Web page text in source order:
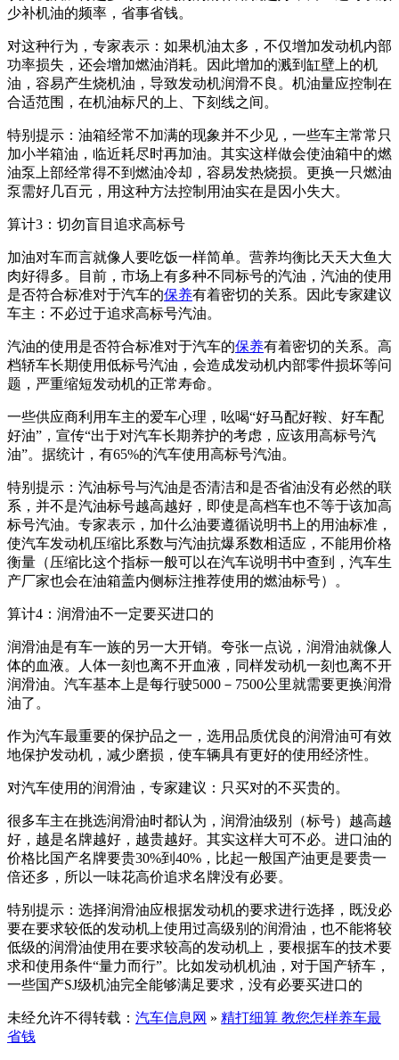
少补机油的频率，省事省钱。
对这种行为，专家表示：如果机油太多，不仅增加发动机内部
功率损失，还会增加燃油消耗。因此增加的溅到缸壁上的机
油，容易产生烧机油，导致发动机润滑不良。机油量应控制在
合适范围，在机油标尺的上、下刻线之间。
特别提示：油箱经常不加满的现象并不少见，一些车主常常只
加小半箱油，临近耗尽时再加油。其实这样做会使油箱中的燃
油泵上部经常得不到燃油冷却，容易发热烧损。更换一只燃油
泵需好几百元，用这种方法控制用油实在是因小失大。
算计3：切勿盲目追求高标号
加油对车而言就像人要吃饭一样简单。营养均衡比天天大鱼大
肉好得多。目前，市场上有多种不同标号的汽油，汽油的使用
是否符合标准对于汽车的保养有着密切的关系。因此专家建议
车主：不必过于追求高标号汽油。
汽油的使用是否符合标准对于汽车的保养有着密切的关系。高
档轿车长期使用低标号汽油，会造成发动机内部零件损坏等问
题，严重缩短发动机的正常寿命。
一些供应商利用车主的爱车心理，吆喝“好马配好鞍、好车配
好油”，宣传“出于对汽车长期养护的考虑，应该用高标号汽
油”。据统计，有65%的汽车使用高标号汽油。
特别提示：汽油标号与汽油是否清洁和是否省油没有必然的联
系，并不是汽油标号越高越好，即使是高档车也不等于该加高
标号汽油。专家表示，加什么油要遵循说明书上的用油标准，
使汽车发动机压缩比系数与汽油抗爆系数相适应，不能用价格
衡量（压缩比这个指标一般可以在汽车说明书中查到，汽车生
产厂家也会在油箱盖内侧标注推荐使用的燃油标号）。
算计4：润滑油不一定要买进口的
润滑油是有车一族的另一大开销。夸张一点说，润滑油就像人
体的血液。人体一刻也离不开血液，同样发动机一刻也离不开
润滑油。汽车基本上是每行驶5000－7500公里就需要更换润滑
油了。
作为汽车最重要的保护品之一，选用品质优良的润滑油可有效
地保护发动机，减少磨损，使车辆具有更好的使用经济性。
对汽车使用的润滑油，专家建议：只买对的不买贵的。
很多车主在挑选润滑油时都认为，润滑油级别（标号）越高越
好，越是名牌越好，越贵越好。其实这样大可不必。进口油的
价格比国产名牌要贵30%到40%，比起一般国产油更是要贵一
倍还多，所以一味花高价追求名牌没有必要。
特别提示：选择润滑油应根据发动机的要求进行选择，既没必
要在要求较低的发动机上使用过高级别的润滑油，也不能将较
低级的润滑油使用在要求较高的发动机上，要根据车的技术要
求和使用条件“量力而行”。比如发动机机油，对于国产轿车，
一些国产SJ级机油完全能够满足要求，没有必要买进口的
未经允许不得转载： 汽车信息网 » 精打细算 教您怎样养车最
省钱